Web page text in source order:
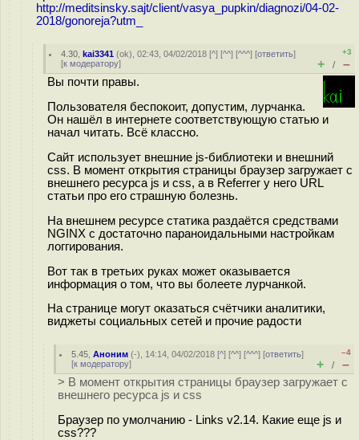
http://meditsinsky.sajt/client/vasya_pupkin/diagnozi/04-02-
2018/gonoreja?utm_
4.30 ,kai3341 (ok), 02:43, 04/02/2018 [^] [^^] [^^^] [ответить]
[к модератору]
+3
+ / –
Вы почти правы.
Пользователя беспокоит, допустим, лурчанка.
Он нашёл в интернете соответствующую статью и
начал читать. Всё классно.
Сайт использует внешние js-библиотеки и внешний
css. В момент открытия страницы браузер загружает с
внешнего ресурса js и css, а в Referrer у него URL
статьи про его страшную болезнь.
На внешнем ресурсе статика раздаётся средствами
NGINX с достаточно параноидальными настройкам
логгирования.
Вот так в третьих руках может оказывается
информация о том, что вы болеете лурчанкой.
На странице могут оказаться счётчики аналитики,
виджеты социальных сетей и прочие радости
5.45 ,Аноним (-), 14:14, 04/02/2018 [^] [^^] [^^^] [ответить]
[к модератору]
–4
+ / –
> В момент открытия страницы браузер загружает с
внешнего ресурса js и css
Браузер по умолчанию - Links v2.14. Какие еще js и
css???